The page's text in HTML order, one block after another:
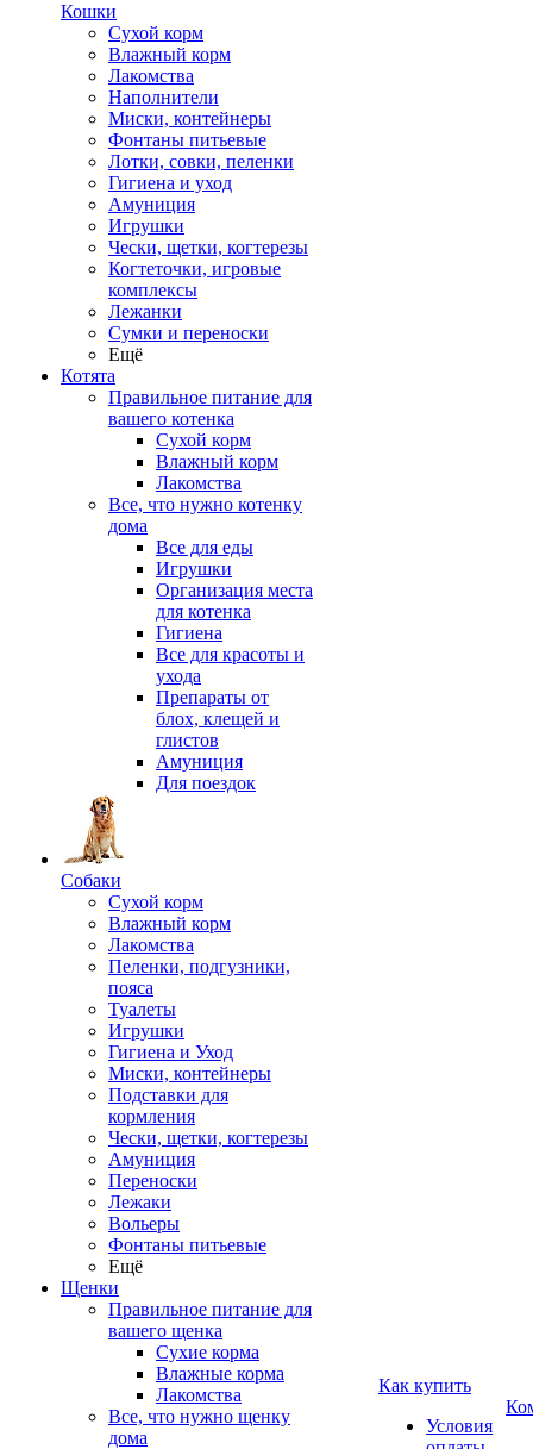
Кошки
Сухой корм
Влажный корм
Лакомства
Наполнители
Миски, контейнеры
Фонтаны питьевые
Лотки, совки, пеленки
Гигиена и уход
Амуниция
Игрушки
Чески, щетки, когтерезы
Когтеточки, игровые
комплексы
Лежанки
Сумки и переноски
Ещё
Котята
Правильное питание для
вашего котенка
Сухой корм
Влажный корм
Лакомства
Все, что нужно котенку
дома
Все для еды
Игрушки
Организация места
для котенка
Гигиена
Все для красоты и
ухода
Препараты от
блох, клещей и
глистов
Амуниция
Для поездок
Собаки
Сухой корм
Влажный корм
Лакомства
Пеленки, подгузники,
пояса
Туалеты
Игрушки
Гигиена и Уход
Миски, контейнеры
Подставки для
кормления
Чески, щетки, когтерезы
Амуниция
Переноски
Лежаки
Вольеры
Фонтаны питьевые
Ещё
Щенки
Правильное питание для
вашего щенка
Сухие корма
Влажные корма
Лакомства
Все, что нужно щенку
дома
Как купить
Условия